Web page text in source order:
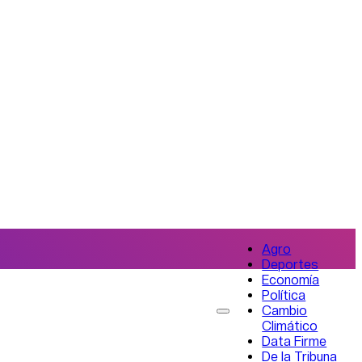
Agro
Deportes
Economía
Política
Cambio
Climático
Data Firme
De la Tribuna